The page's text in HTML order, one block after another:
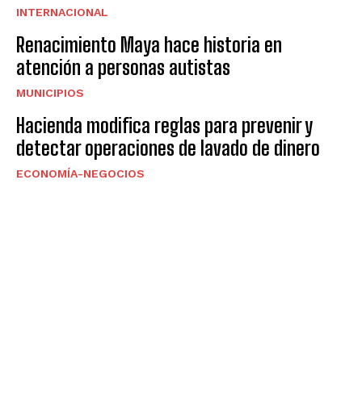
INTERNACIONAL
Renacimiento Maya hace historia en
atención a personas autistas
MUNICIPIOS
Hacienda modifica reglas para prevenir y
detectar operaciones de lavado de dinero
ECONOMÍA-NEGOCIOS